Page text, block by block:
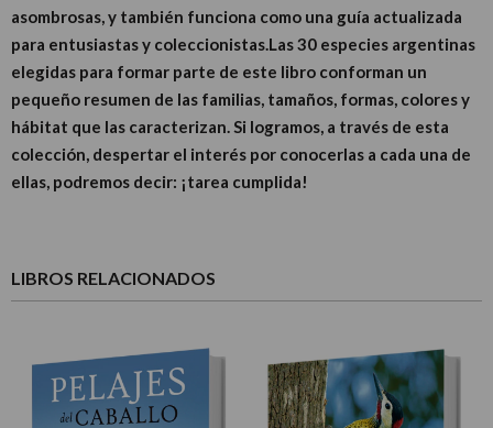
asombrosas, y también funciona como una guía actualizada
para entusiastas y coleccionistas.Las 30 especies argentinas
elegidas para formar parte de este libro conforman un
pequeño resumen de las familias, tamaños, formas, colores y
hábitat que las caracterizan. Si logramos, a través de esta
colección, despertar el interés por conocerlas a cada una de
ellas, podremos decir: ¡tarea cumplida!
LIBROS RELACIONADOS